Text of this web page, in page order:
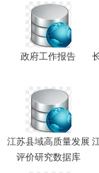
政府工作报告
江苏县域高质量发展
评价研究数据库